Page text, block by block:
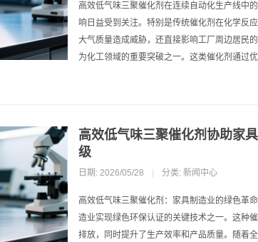
高效低气味三聚催化剂在连续自动化生产线中
响日益受到关注。特别是传统催化剂在化学反
大气质量造成威胁，还直接影响工厂周边居民
为化工领域的重要突破之一。这类催化剂通过
高效低气味三聚催化剂协助家
级
日期: 2026/05/28 分类: 新闻中心
高效低气味三聚催化剂：家具制造业的绿色革
造业实现绿色环保认证的关键技术之一。这种
排放，同时提升了生产效率和产品质量。随着